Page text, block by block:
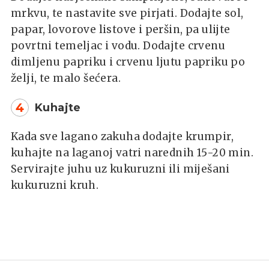
mrkvu, te nastavite sve pirjati. Dodajte sol,
papar, lovorove listove i peršin, pa ulijte
povrtni temeljac i vodu. Dodajte crvenu
dimljenu papriku i crvenu ljutu papriku po
želji, te malo šećera.
4 Kuhajte
Kada sve lagano zakuha dodajte krumpir,
kuhajte na laganoj vatri narednih 15-20 min.
Servirajte juhu uz kukuruzni ili miješani
kukuruzni kruh.